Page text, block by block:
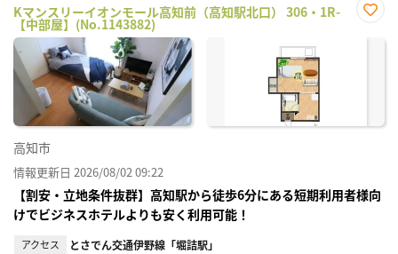
Kマンスリーイオンモール高知前（高知駅北口） 306・1R-
【中部屋】(No.1143882)
に入
高知市
情報更新日 2026/08/02 09:22
【割安・立地条件抜群】高知駅から徒歩6分にある短期利用者様向
けでビジネスホテルよりも安く利用可能！
アクセス とさでん交通伊野線「堀詰駅」